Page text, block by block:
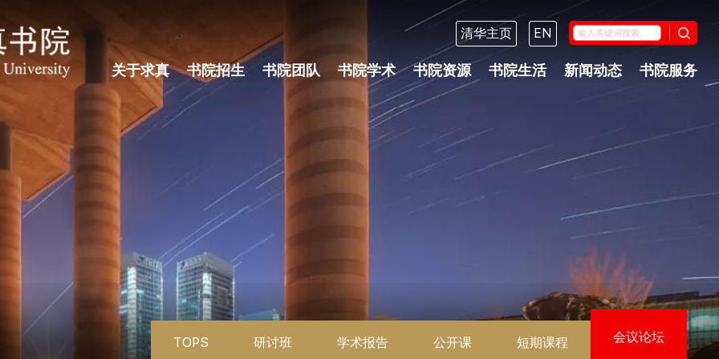
清华主页 EN
关于求真 书院招生 书院团队 书院学术 书院资源 书院生活 新闻动态 书院服务
TOPS 研讨班 学术报告 公开课 短期课程 会议论坛